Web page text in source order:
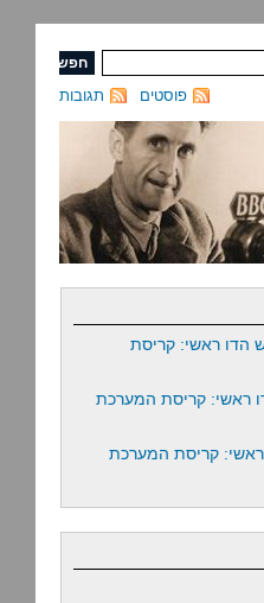
תגובות פוסטים
הדו ראשי: קריסת
ראשי: קריסת המערכת
קריסת המערכת